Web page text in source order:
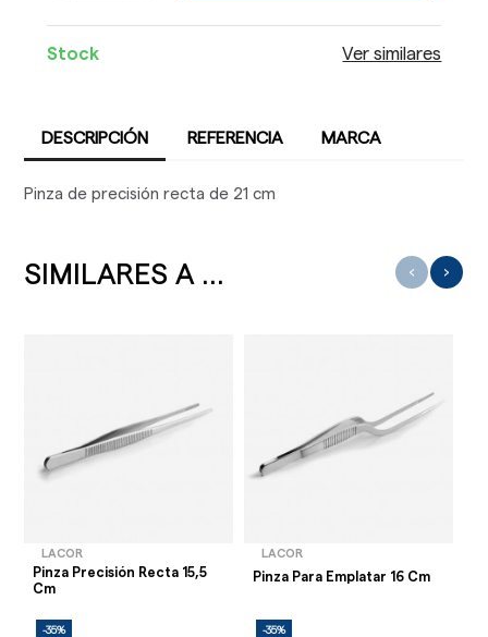
Stock Ver similares
DESCRIPCIÓN REFERENCIA MARCA
Pinza de precisión recta de 21 cm
SIMILARES A ...
LACOR
Pinza Precisión Recta 15,5
Cm
-35%
LACOR
Pinza Para Emplatar 16 Cm
-35%
‹ ›